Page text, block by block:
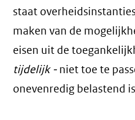
staat
maken van de
eisen uit de
tijdelijk - niet toe te
onevenredig belastend